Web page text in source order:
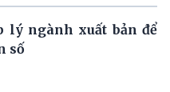
lý ngành xuất bản để
số